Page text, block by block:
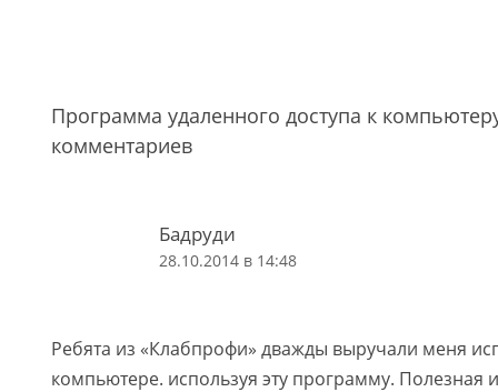
Программа удаленного доступа к
комментариев
Бадруди
28.10.2014 в 14:48
Ребята из «Клабпрофи» дважды выручали меня
компьютере. используя эту программу. Полезная